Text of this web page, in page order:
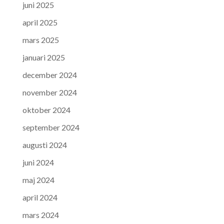
juni 2025
april 2025
mars 2025
januari 2025
december 2024
november 2024
oktober 2024
september 2024
augusti 2024
juni 2024
maj 2024
april 2024
mars 2024